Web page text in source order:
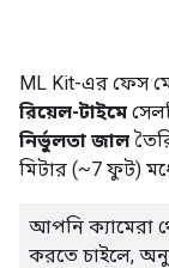
ML Kit-এর ফেস
রিয়েল-টাইমে
নির্ভুলতা জাল
মিটার (~7 ফুট)
আপনি ক্যামেরা
করতে চাইলে,